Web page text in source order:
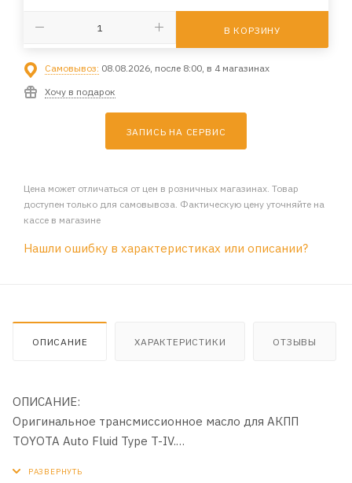
В КОРЗИНУ
Самовывоз: 08.08.2026, после 8:00, в 4 магазинах
Хочу в подарок
ЗАПИСЬ НА СЕРВИС
Цена может отличаться от цен в розничных магазинах. Товар
доступен только для самовывоза. Фактическую цену уточняйте на
кассе в магазине
Нашли ошибку в характеристиках или описании?
ОПИСАНИЕ ХАРАКТЕРИСТИКИ ОТЗЫВЫ
ОПИСАНИЕ:
Оригинальное трансмиссионное масло для АКПП
TOYOTA Auto Fluid Type T-IV.